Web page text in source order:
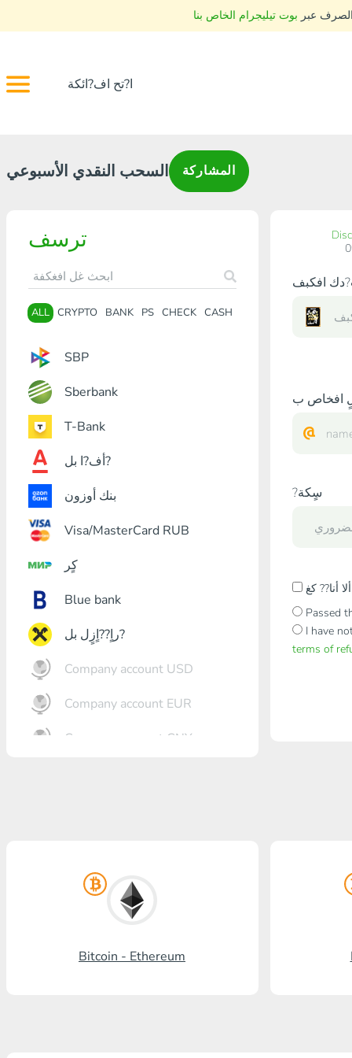
عبر بوت تيليجرام الخاص بنا
ا?تح اف?ائكة
السحب النقدي الأسبوعي المشاركة
ترسف
ALL CRYPTO BANK PS CHECK CASH
SBP
Sberbank
T-Bank
أف?ا بل?
بنك أوزون
Visa/MasterCard RUB
كٍر
Blue bank
راٍ??اٍزٍل بل?
Company account USD
Company account EUR
Company account CNY
بل? ستالدرد افرنسٍ
?سٍكة
Passed
I have
terms of
Bitcoin - Ethereum